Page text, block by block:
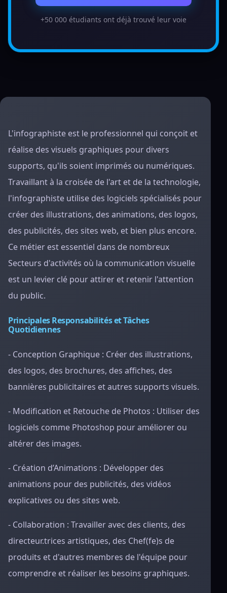
+50 000 étudiants ont déjà trouvé leur voie
L'infographiste est le professionnel qui conçoit et
réalise des visuels graphiques pour divers
supports, qu'ils soient imprimés ou numériques.
Travaillant à la croisée de l'art et de la technologie,
l'infographiste utilise des logiciels spécialisés pour
créer des illustrations, des animations, des logos,
des publicités, des sites web, et bien plus encore.
Ce métier est essentiel dans de nombreux
Secteurs d'activités où la communication visuelle
est un levier clé pour attirer et retenir l'attention
du public.
Principales Responsabilités et Tâches
Quotidiennes
- Conception Graphique : Créer des illustrations,
des logos, des brochures, des affiches, des
bannières publicitaires et autres supports visuels.
- Modification et Retouche de Photos : Utiliser des
logiciels comme Photoshop pour améliorer ou
altérer des images.
- Création d’Animations : Développer des
animations pour des publicités, des vidéos
explicatives ou des sites web.
- Collaboration : Travailler avec des clients, des
directeur.trices artistiques, des Chef(fe)s de
produits et d'autres membres de l'équipe pour
comprendre et réaliser les besoins graphiques.